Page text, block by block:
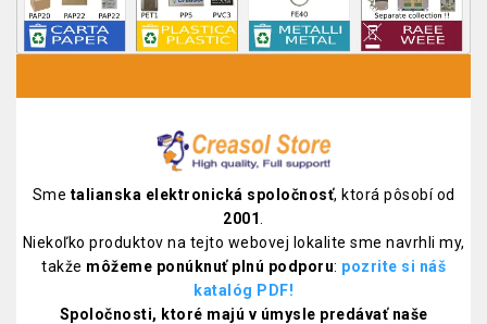
Sme talianska elektronická spoločnosť, ktorá pôsobí od
2001
Niekoľko produktov na tejto webovej lokalite sme navrhli my,
takže môžeme ponúknuť plnú podporu: pozrite si náš
katalóg PDF!
Spoločnosti, ktoré majú v úmysle predávať naše